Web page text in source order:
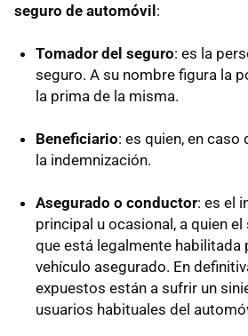
seguro de automóvil:
Tomador del seguro: es la
seguro. A su nombre figura la
la prima de la misma.
Beneficiario: es quien, en
la indemnización.
Asegurado o conductor: es el
principal u ocasional, a quien
que está legalmente habilitada
vehículo asegurado. En
expuestos están a sufrir un
usuarios habituales del